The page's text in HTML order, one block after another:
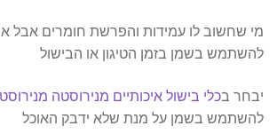
מי שחשוב לו עמידות והפרשת חומרים אבל
להשתמש בשמן בזמן הטיגון או הבישול
יבחר בכלי בישול איכותיים מנירוסטה
להשתמש בשמן על מנת שלא ידבק האוכל